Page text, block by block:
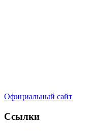
Официальный сайт
Ссылки